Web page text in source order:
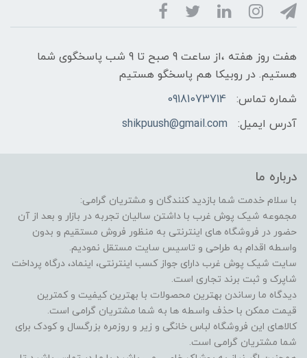
هفت روز هفته ،از ساعت 9 صبح تا 9 شب پاسخگوی شما
هستیم. در روبیکا هم پاسخگو هستیم
شماره تماس:
09181073714
آدرس ایمیل:
shikpuush@gmail.com
درباره ما
با سلام خدمت شما بازدید کنندگان و مشتریان گرامی:
مجموعه شیک پوش غرب با داشتن سالیان تجربه در بازار و بعد از آن
حضور در فروشگاه های اینترنتی به منظور فروش مستقیم و بدون
واسطه اقدام به طراحی و تاسیس سایت مستقل نمودیم.
سایت شیک پوش غرب دارای جواز کسب اینترنتی، اینماد، درگاه پرداخت
شاپرک و ثبت برند تجاری است.
دیدگاه ما رساندن بهترین محصولات با بهترین کیفیت و کمترین
قیمت ممکن با حذف واسطه ها به شما مشتریان گرامی است.
کالاهای این فروشگاه لباس خانگی و زیر و روزمره بزرگسال و کودک برای
شما مشتریان گرامی است.